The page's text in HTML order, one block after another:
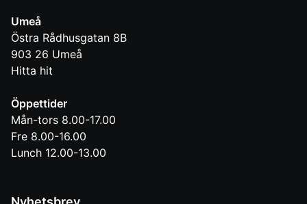
Umeå
Östra Rådhusgatan 8B
903 26 Umeå
Hitta hit
Öppettider
Mån-tors 8.00-17.00
Fre 8.00-16.00
Lunch 12.00-13.00